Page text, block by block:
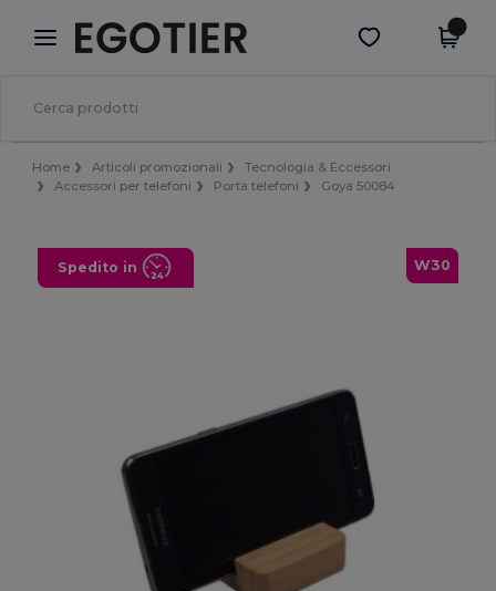
× App Egotier
Prezzi migliori sull'app!
Scarica app
Home Articoli promozionali
Tecnologia & Eccessori
Accessori per telefoni
Porta telefoni Goya 50084
W30
Spedito in